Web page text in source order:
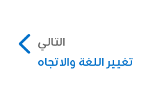
التالي
تغيير اللغة والاتجاه